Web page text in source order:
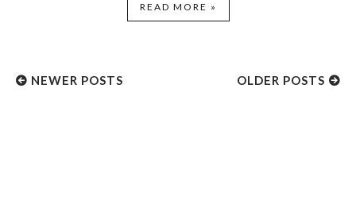
READ MORE »
NEWER POSTS OLDER POSTS